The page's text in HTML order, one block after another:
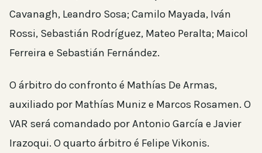
Cavanagh, Leandro Sosa; Camilo Mayada, Iván
Rossi, Sebastián Rodríguez, Mateo Peralta; Maicol
Ferreira e Sebastián Fernández.
O árbitro do confronto é Mathías De Armas,
auxiliado por Mathías Muniz e Marcos Rosamen. O
VAR será comandado por Antonio García e Javier
Irazoqui. O quarto árbitro é Felipe Vikonis.